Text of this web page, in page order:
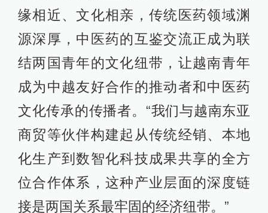
缘相近、文化相亲，传统医药领域渊
源深厚，中医药的互鉴交流正成为联
结两国青年的文化纽带，让越南青年
成为中越友好合作的推动者和中医药
文化传承的传播者。“我们与越南东亚
商贸等伙伴构建起从传统经销、本地
化生产到数智化科技成果共享的全方
位合作体系，这种产业层面的深度链
接是两国关系最牢固的经济纽带。”